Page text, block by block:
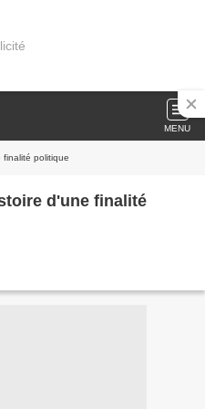
MENU
finalité politique
d'une finalité